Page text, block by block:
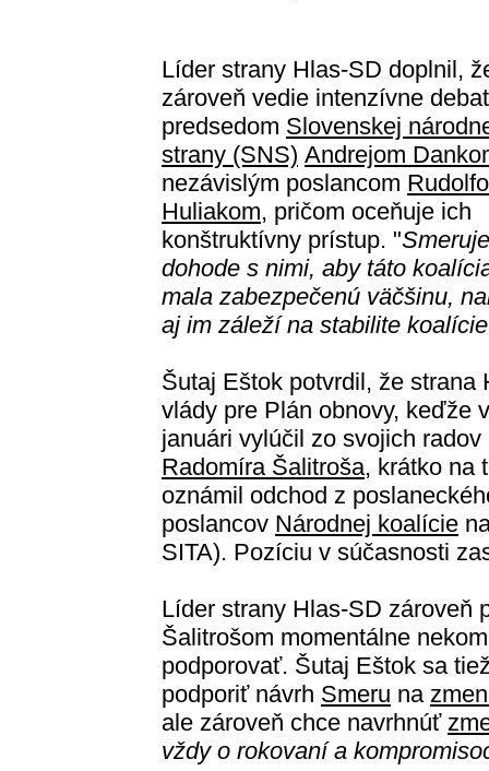
Líder strany Hlas-SD doplnil,
zároveň vedie intenzívne
predsedom Slovenskej
strany (SNS) Andrejom
nezávislým poslancom
Huliakom, pričom oceňuje ich
konštruktívny prístup. "
dohode s nimi, aby táto
mala zabezpečenú väčšinu,
aj im záleží na stabilite koalície
Šutaj Eštok potvrdil, že strana
vlády pre Plán obnovy, keďže
januári vylúčil zo svojich
Radomíra Šalitroša, krátko na
oznámil odchod z
poslancov Národnej koalície
SITA). Pozíciu v súčasnosti
Líder strany Hlas-SD zároveň
Šalitrošom momentálne
podporovať. Šutaj Eštok sa
podporiť návrh Smeru na
ale zároveň chce navrhnúť
vždy o rokovaní a